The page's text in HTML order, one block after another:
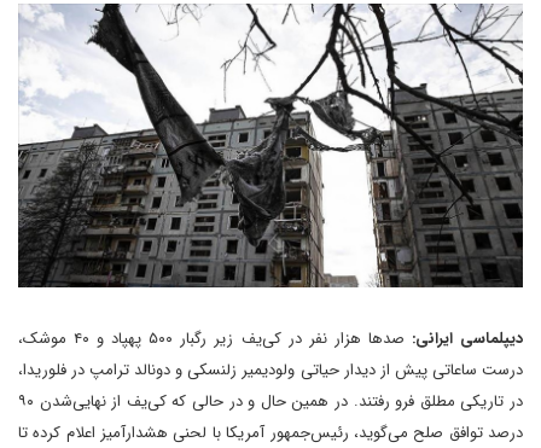
دیپلماسی ایرانی:
صدها هزار نفر در کی‌یف زیر رگبار ۵۰۰ پهپاد و ۴۰ موشک،
درست ساعاتی پیش از دیدار حیاتی ولودیمیر زلنسکی و دونالد ترامپ در فلوریدا،
در تاریکی مطلق فرو رفتند. در همین حال و در حالی که کی‌یف از نهایی‌شدن ۹۰
درصد توافق صلح می‌گوید، رئیس‌جمهور آمریکا با لحنی هشدارآمیز اعلام کرده تا